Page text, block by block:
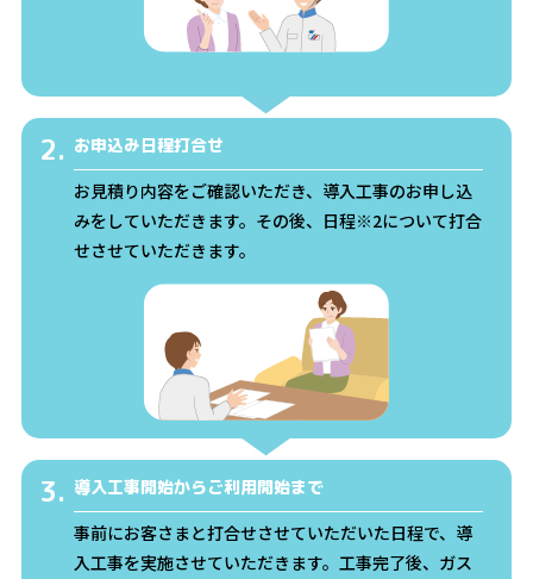
2. お申込み日程打合せ
お見積り内容をご確認いただき、導入工事のお申し込
みをしていただきます。その後、日程※2について打合
せさせていただきます。
3. 導入工事開始からご利用開始まで
事前にお客さまと打合せさせていただいた日程で、導
入工事を実施させていただきます。工事完了後、ガス